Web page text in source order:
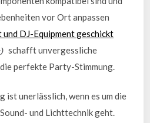
vor Ort anpassen
und DJ-Equipment geschickt
schafft unvergessliche
perfekte Party-Stimmung.
ist unerlässlich, wenn es um die
und Lichttechnik geht.